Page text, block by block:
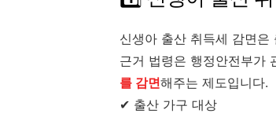
신생아 출산 취득세 감면
근거 법령은 행정안전부가
를 감면해주는 제도입니다.
✔ 출산 가구 대상